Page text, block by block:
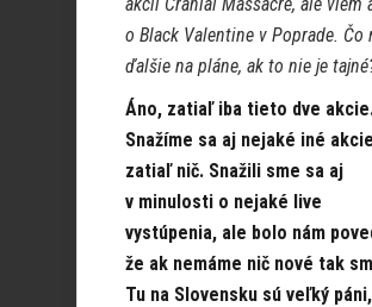
o Black Valentine v Poprade. Čo
ďalšie na pláne, ak to nie je
Áno, zatiaľ iba tieto dve
Snažíme sa aj nejaké iné
zatiaľ nič. Snažili sme sa aj
v minulosti o nejaké live
vystúpenia, ale bolo nám
že ak nemáme nič nové tak
Tu na Slovensku sú veľký